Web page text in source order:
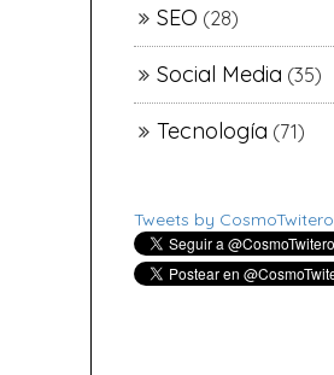
SEO (28)
Social Media (35)
Tecnología (71)
Tweets by CosmoTwitero